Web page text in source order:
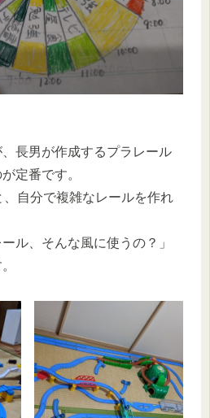
長男が作成するプラレール
定番です。
自分で複雑なレールを作れ
ル、そんな風に使うの？」